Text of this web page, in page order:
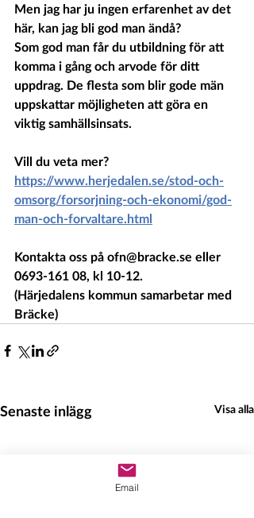
Men jag har ju ingen erfarenhet av det
här, kan jag bli god man ändå?
Som god man får du utbildning för att
komma i gång och arvode för ditt
uppdrag. De flesta som blir gode män
uppskattar möjligheten att göra en
viktig samhällsinsats.
Vill du veta mer?
https://www.herjedalen.se/stod-och-
omsorg/forsorjning-och-ekonomi/god-
man-och-forvaltare.html
Kontakta oss på ofn@bracke.se eller
0693-161 08, kl 10-12.
(Härjedalens kommun samarbetar med
Bräcke)
Senaste inlägg Visa alla
Email